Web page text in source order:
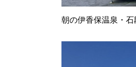
朝の伊香保温泉・石